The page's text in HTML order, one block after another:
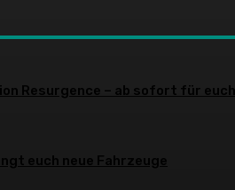
Resurgence – ab sofort für euch
euch neue Fahrzeuge